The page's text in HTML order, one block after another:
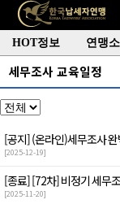
HOT정보 연맹
세무조사 교육일정
[공지](온라인)세무조사
[2025-12-19]
[종료][72차] 비정기 세무
[2025-11-20]